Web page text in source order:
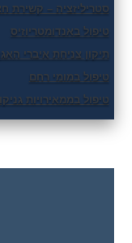
סטריליזציה – קשירת
טיפול באנדומטריוזיס
תיקון צניחת איברי האגן
טיפול במומי רחם
טיפול בממאירויות